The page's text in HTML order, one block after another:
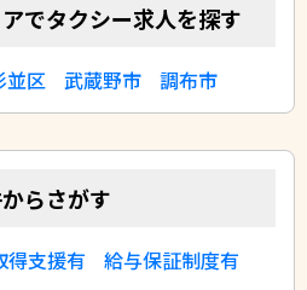
でタクシー求人を探す
並区 武蔵野市 調布市
らさがす
得支援有
給与保証制度有